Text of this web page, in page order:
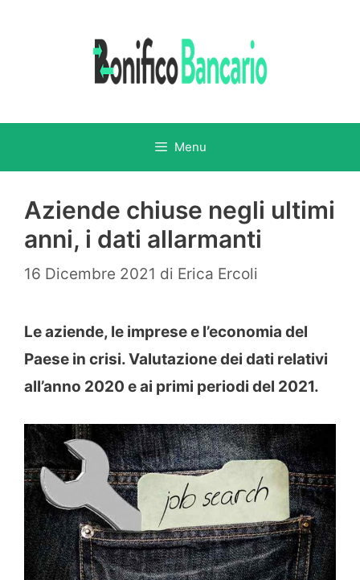
Menu
Aziende chiuse negli ultimi
anni, i dati allarmanti
16 Dicembre 2021 di Erica Ercoli
Le aziende, le imprese e l’economia del
Paese in crisi. Valutazione dei dati relativi
all’anno 2020 e ai primi periodi del 2021.